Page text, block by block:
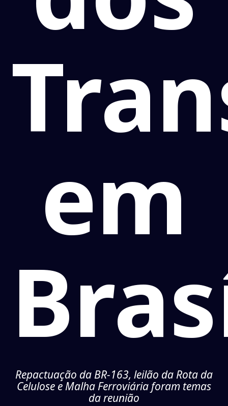
em
Repactuação da BR-163, leilão da Rota da
Celulose e Malha Ferroviária foram temas
da reunião